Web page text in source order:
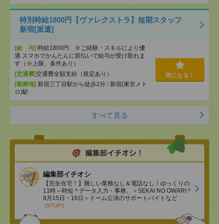
特別時給1800円【ヴァレクストラ】短期スタッフ
新宿[派遣]
[給 与] 時給1800円 ※ご経験・スキルにより優
遇 スマホでかんたんに前払いで給与が受け取れま
す（※上限、条件あり）
[交通費]交通費全額支給（規定あり）
[勤務地] 新宿三丁目駅から徒歩2分 / 新宿(東京メト
ロ)駅
気になる！
すべて見る
編集部イチオシ
【完全在宅！】難しい業務なし＆電話なし！ゆっくりの
11時～時短＊データ入力・事務、＜SEKAI NO OWARI＊
8月15日・16日＞ドーム公演のサポートバイトなど
(8/7UP!)